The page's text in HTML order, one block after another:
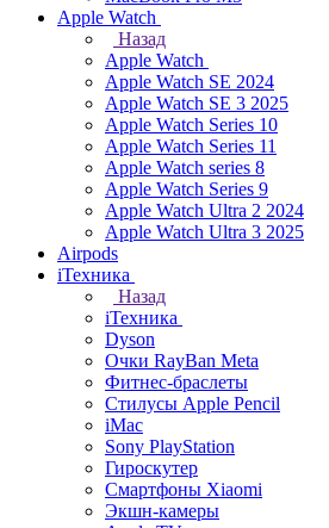
Apple Watch
Назад
Apple Watch
Apple Watch SE 2024
Apple Watch SE 3 2025
Apple Watch Series 10
Apple Watch Series 11
Apple Watch series 8
Apple Watch Series 9
Apple Watch Ultra 2 2024
Apple Watch Ultra 3 2025
Airpods
iТехника
Назад
iТехника
Dyson
Очки RayBan Meta
Фитнес-браслеты
Стилусы Apple Pencil
iMac
Sony PlayStation
Гироскутер
Смартфоны Xiaomi
Экшн-камеры